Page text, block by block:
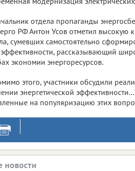
отдела пропаганды
РФ Антон Усов отметил высокую
сумевших самостоятельно
рассказывающий
экономии энергоресурсов.
этого, участники обсудили
энергетической
на популяризацию этих
новости